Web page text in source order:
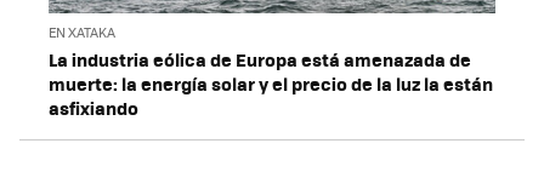
EN XATAKA
La industria eólica de Europa está amenazada de
muerte: la energía solar y el precio de la luz la están
asfixiando